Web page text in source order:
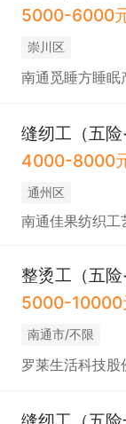
5000-6000
崇川区
南通觅睡方睡眠
缝纫工（五险
4000-8000
通州区
南通佳果纺织工
整烫工（五险
5000-10000
南通市/不限
罗莱生活科技股